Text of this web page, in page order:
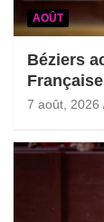
AOÛT
Béziers
7 août, 2026